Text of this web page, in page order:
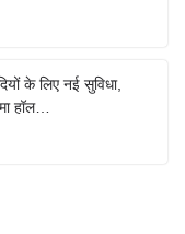
के लिए नई सुविधा,
हॉल…